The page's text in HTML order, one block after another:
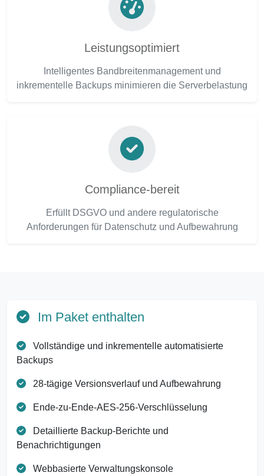
Leistungsoptimiert
Intelligentes Bandbreitenmanagement und
inkrementelle Backups minimieren die Serverbelastung
Compliance-bereit
Erfüllt DSGVO und andere regulatorische
Anforderungen für Datenschutz und Aufbewahrung
Im Paket enthalten
Vollständige und inkrementelle automatisierte
Backups
28-tägige Versionsverlauf und Aufbewahrung
Ende-zu-Ende-AES-256-Verschlüsselung
Detaillierte Backup-Berichte und
Benachrichtigungen
Webbasierte Verwaltungskonsole